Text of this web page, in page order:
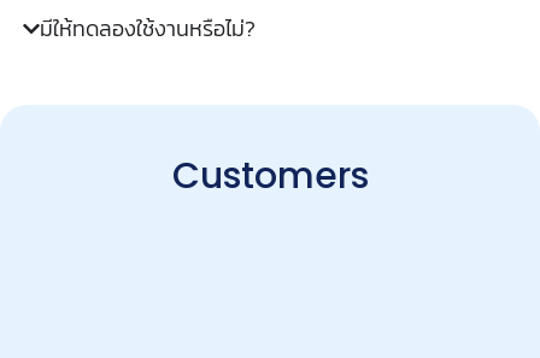
มีให้ทดลองใช้งานหรือไม่?
Customers